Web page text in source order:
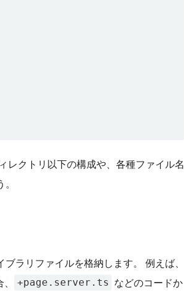
レクトリ以下の構成や、各種ファイル名
ラリファイルを格納します。 例えば、
+page.server.ts
などのコードか